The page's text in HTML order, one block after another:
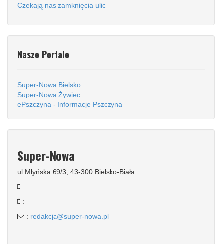
Czekają nas zamknięcia ulic
Nasze Portale
Super-Nowa Bielsko
Super-Nowa Żywiec
ePszczyna - Informacje Pszczyna
Super-Nowa
ul.Młyńska 69/3, 43-300 Bielsko-Biała
:
:
: redakcja@super-nowa.pl